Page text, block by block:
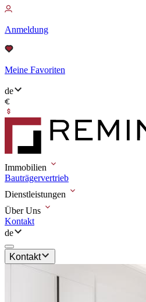
Anmeldung
Meine Favoriten
de
Immobilien
Bauträgervertrieb
Dienstleistungen
Über Uns
Kontakt
de
Kontakt